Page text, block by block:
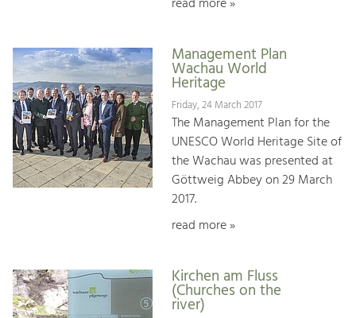
Management Plan
Wachau World
Heritage
Friday, 24 March 2017
The Management Plan for the
UNESCO World Heritage Site of
the Wachau was presented at
Göttweig Abbey on 29 March
2017.
read more »
Kirchen am Fluss
(Churches on the
river)